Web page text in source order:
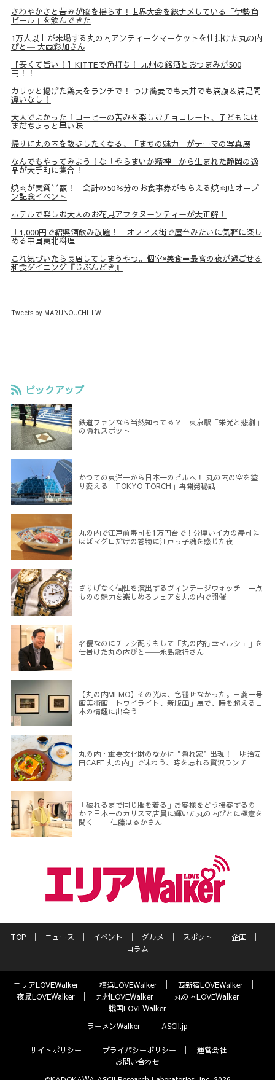
さわやかさと苦みが脳を揺らす！世界大会を総ナメしている「伊勢角
ビール」を飲んできた
1万人以上が来場する丸の内アンティークマーケットを仕掛けた丸の内
びと― 大西彩加さん
【安くて旨い！】KITTEで角打ち！ 九州の銘酒とおつまみが500
円！！
カリッと揚げた鶏天をランチで！ つけ蕎麦でも天丼でも満腹＆満足間
違いなし！
大人でよかった！コーヒーの苦みを楽しむチョコレート、子どもには
まだちょっと早い味
帰りに丸の内を散歩したくなる、「まちの魅力」がテーマの写真展
なんでもやってみよう！な「やらまいか精神」から生まれた静岡の逸
品が大手町に集合！
焼肉が実質半額！ 会計の50％分のお食事券がもらえる焼肉店オープ
ン記念イベント
ホテルで楽しむ大人のお花見アフタヌーンティーが大正解！
「1,000円で紹興酒飲み放題！」オフィス街で屋台みたいに気軽に楽し
める中国東北料理
これ気づいたら長居してしまうやつ。個室×美食＝最高の夜が過ごせる
和食ダイニング『じぶんどき』
Tweets by MARUNOUCHI_LW
ピックアップ
鉄道ファンなら当然知ってる？ 東京駅「栄光と悲劇」
の隠れスポット
かつての東洋一から日本一のビルへ！ 丸の内の空を塗
り変える「TOKYO TORCH」再開発秘話
丸の内で江戸前寿司を1万円台で！分厚いイカの寿司に
ほぼマグロだけの巻物に江戸っ子魂を感じた夜
さりげなく個性を演出するヴィンテージウォッチ 一点
ものの魅力を楽しめるフェアを丸の内で開催
名優なのにチラシ配りもして「丸の内行幸マルシェ」を
仕掛けた丸の内びと――永島敏行さん
【丸の内MEMO】その光は、色褪せなかった。三菱一号
館美術館「トワイライト、新版画」展で、時を超える日
本の情趣に出会う
丸の内・重要文化財のなかに“隠れ家”出現！「明治安
田CAFE 丸の内」で味わう、時を忘れる贅沢ランチ
「破れるまで同じ服を着る」お客様をどう接客するの
か？日本一のカリスマ店員に輝いた丸の内びとに極意を
聞く―― 仁藤はるかさん
TOP ニュース イベント グルメ スポット
企画
コラム
エリアLOVEWalker 横浜LOVEWalker
西新宿LOVEWalker
夜景LOVEWalker
九州LOVEWalker
丸の内LOVEWalker
戦国LOVEWalker
ラーメンWalker
ASCII.jp
サイトポリシー プライバシーポリシー
運営会社
お問い合わせ